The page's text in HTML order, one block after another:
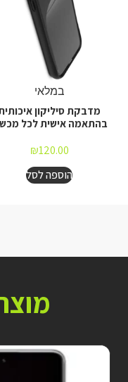
במלאי
מדבקת סיליקון
בהתאמה אישית לכל
₪120.00
הוספה לסל